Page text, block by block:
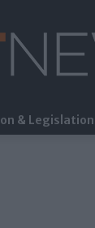
& Legislation